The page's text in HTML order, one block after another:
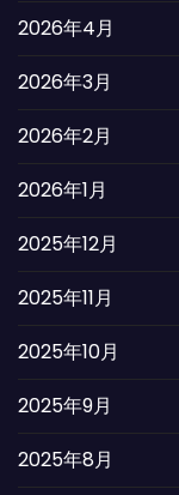
2026年4月
2026年3月
2026年2月
2026年1月
2025年12月
2025年11月
2025年10月
2025年9月
2025年8月